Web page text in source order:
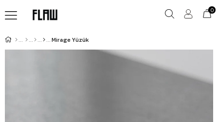
0
Mirage Yüzük